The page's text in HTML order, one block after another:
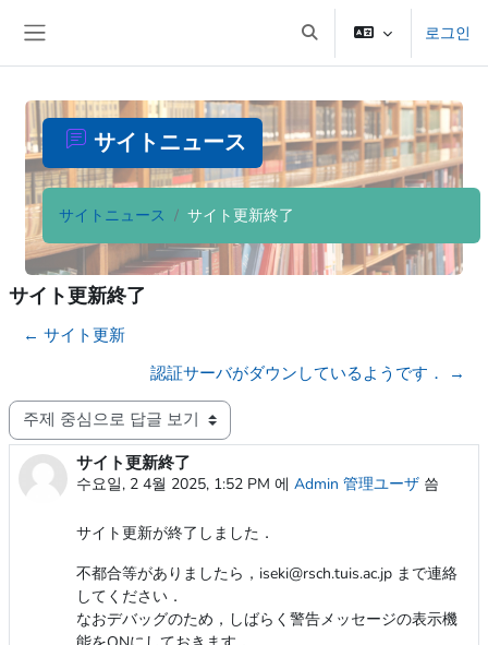
검색 입력 전환 로그인
サイトニュース
サイトニュース サイト更新終了
サイト更新終了
← サイト更新
認証サーバがダウンしているようです． →
표시 모드
サイト更新終了
수요일, 2 4월 2025, 1:52 PM 에 Admin 管理ユーザ 씀
Number of replies: 0
サイト更新が終了しました．
不都合等がありましたら，iseki@rsch.tuis.ac.jp まで連絡
してください．
なおデバッグのため，しばらく警告メッセージの表示機